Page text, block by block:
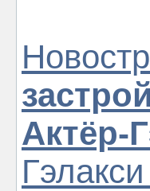
Актёр-